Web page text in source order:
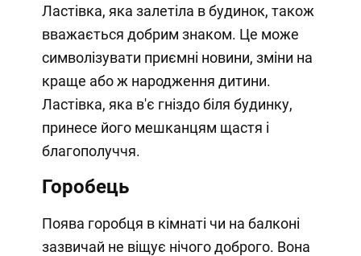
Ластівка, яка залетіла в будинок, також
вважається добрим знаком. Це може
символізувати приємні новини, зміни на
краще або ж народження дитини.
Ластівка, яка в'є гніздо біля будинку,
принесе його мешканцям щастя і
благополуччя.
Горобець
Поява горобця в кімнаті чи на балконі
зазвичай не віщує нічого доброго. Вона